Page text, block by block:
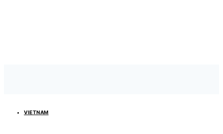
VIETNAM